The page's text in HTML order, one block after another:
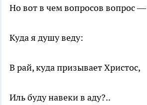
Но вот в чем вопросов вопрос —
Куда я душу веду:
В рай, куда призывает Христос,
Иль буду навеки в аду?..